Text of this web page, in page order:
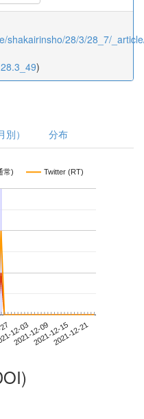
shakairinsho/28/3/28_7/
)
） 分布
常) Twitter (RT)
12-03
2021-12-092021-12-152021-12-21